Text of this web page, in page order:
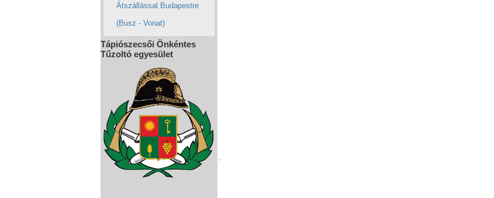
Átszállással Budapestre
(Busz - Vonat)
Tápiószecsői Önkéntes
Tűzoltó egyesület